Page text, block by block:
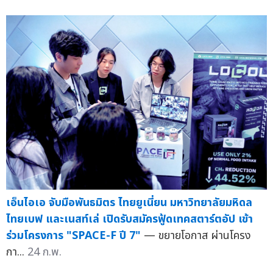
เอ็นไอเอ จับมือพันธมิตร ไทยยูเนี่ยน มหาวิทยาลัยมหิดล
ไทยเบฟ และเนสท์เล่ เปิดรับสมัครฟู้ดเทคสตาร์ตอัป เข้า
ร่วมโครงการ "SPACE-F ปี 7" — ขยายโอกาส ผ่านโครง
กา... 24 ก.พ.